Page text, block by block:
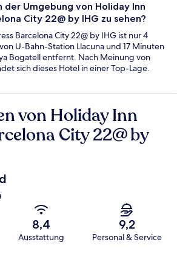
der Umgebung von Holiday Inn
City 22@ by IHG zu sehen?
Barcelona City 22@ by IHG ist nur 4
U-Bahn-Station Llacuna und 17 Minuten
Bogatell entfernt. Nach Meinung von
sich dieses Hotel in einer Top-Lage.
von Holiday Inn
City 22@ by
8,4
Ausstattung
9,2
Personal & Service